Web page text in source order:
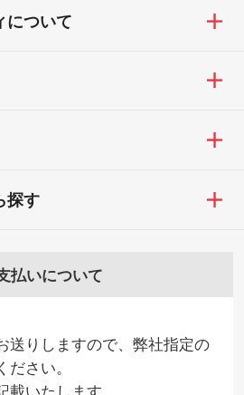
について
払いについて
送りしますので、弊社指定の
さい。
いたします。
探す